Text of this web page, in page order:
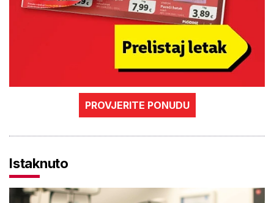
PROVJERITE PONUDU
Istaknuto